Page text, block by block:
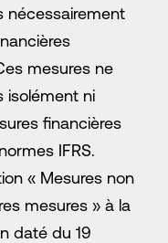
nécessairement
mesures ne
isolément ni
financières
IFRS.
« Mesures non
mesures » à la
daté du 19